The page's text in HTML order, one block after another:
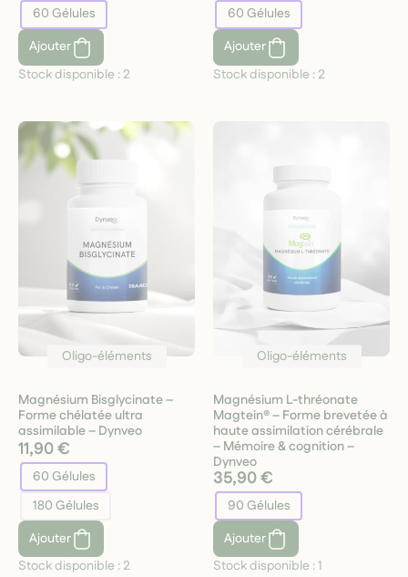
60 Gélules
Ajouter
Stock disponible : 2
60 Gélules
Ajouter
Stock disponible : 2
Oligo-éléments
Magnésium Bisglycinate –
Forme chélatée ultra
assimilable – Dynveo
11,90 €
60 Gélules
180 Gélules
Ajouter
Stock disponible : 2
Oligo-éléments
Magnésium L-thréonate
Magtein® – Forme brevetée à
haute assimilation cérébrale
– Mémoire & cognition –
Dynveo
35,90 €
90 Gélules
Ajouter
Stock disponible :1